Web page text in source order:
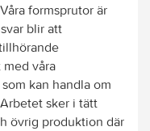
formsprutor är
blir att
våra
kan handla om
sker i tätt
övrig produktion där